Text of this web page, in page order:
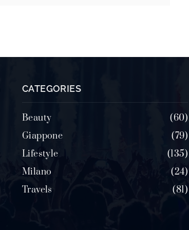
CATEGORIES
Beauty
60
Giappone
79
Lifestyle
135
Milano
24
Travels
81